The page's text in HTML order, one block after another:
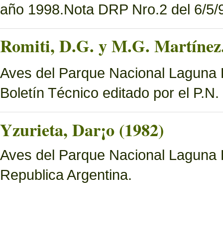
año 1998.Nota DRP Nro.2 del 6/5/
Romiti, D.G. y M.G.
Aves del Parque Nacional
Boletín Técnico editado por el
Yzurieta, Dar¡o (1982)
Aves del Parque Nacional
Republica Argentina.